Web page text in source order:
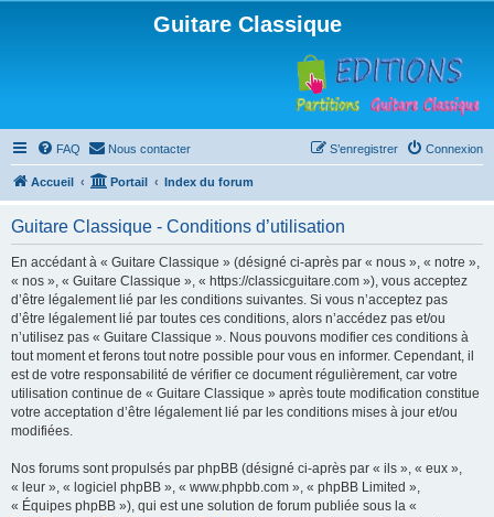
Guitare Classique
FAQ Nous contacter Connexion
S’enregistrer
Accueil Portail Index du forum
Guitare Classique - Conditions d’utilisation
En accédant à « Guitare Classique » (désigné ci-après par « nous », « notre »,
« nos », « Guitare Classique », « https://classicguitare.com »), vous acceptez
d’être légalement lié par les conditions suivantes. Si vous n’acceptez pas
d’être légalement lié par toutes ces conditions, alors n’accédez pas et/ou
n’utilisez pas « Guitare Classique ». Nous pouvons modifier ces conditions à
tout moment et ferons tout notre possible pour vous en informer. Cependant, il
est de votre responsabilité de vérifier ce document régulièrement, car votre
utilisation continue de « Guitare Classique » après toute modification constitue
votre acceptation d’être légalement lié par les conditions mises à jour et/ou
modifiées.
Nos forums sont propulsés par phpBB (désigné ci-après par « ils », « eux »,
« leur », « logiciel phpBB », « www.phpbb.com », « phpBB Limited »,
« Équipes phpBB »), qui est une solution de forum publiée sous la «